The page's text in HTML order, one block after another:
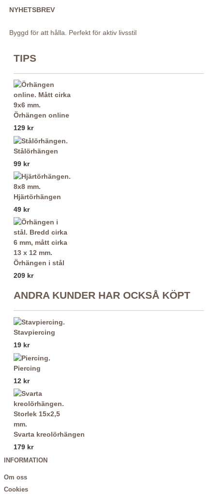
NYHETSBREV
Byggd för att hålla. Perfekt för aktiv livsstil
TIPS
Örhängen online
129 kr
Stålörhängen
99 kr
Hjärtörhängen
49 kr
Örhängen i stål
209 kr
ANDRA KUNDER HAR OCKSÅ KÖPT
Stavpiercing
19 kr
Piercing
12 kr
Svarta kreolörhängen
179 kr
INFORMATION
Om oss
Cookies